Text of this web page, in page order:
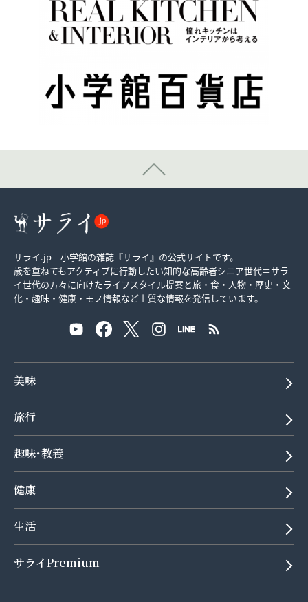
サライ.jp｜小学館の雑誌『サライ』の公式サイトです。
歳を重ねてもアクティブに行動したい知的な高齢者シニア世代＝サラ
イ世代の方々に向けたライフスタイル提案と旅・食・人物・歴史・文
化・趣味・健康・モノ情報など上質な情報を発信しています。
美味
旅行
趣味･教養
健康
生活
サライPremium